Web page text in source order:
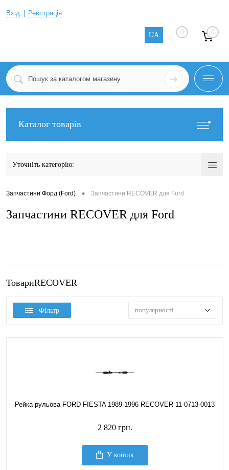
Вхід Реєстрація
UA 0 0
Каталог товарів
Уточніть категорію:
Запчастини Форд (Ford) • Запчастини RECOVER для Ford
Запчастини RECOVER для Ford
ТовариRECOVER
Фільтр популярності
Рейка рульова FORD FIESTA 1989-1996 RECOVER 11-0713-0013
2 820 грн.
У кошик